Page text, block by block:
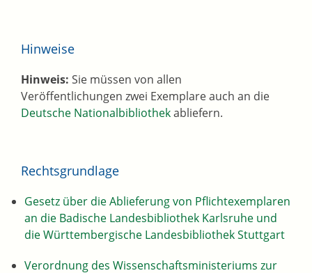
Hinweise
Hinweis: Sie müssen von allen
Veröffentlichungen zwei Exemplare auch an die
Deutsche Nationalbibliothekabliefern.
Rechtsgrundlage
Gesetz über die Ablieferung von Pflichtexemplaren
an die Badische Landesbibliothek Karlsruhe und
die Württembergische Landesbibliothek Stuttgart
Verordnung des Wissenschaftsministeriums zur